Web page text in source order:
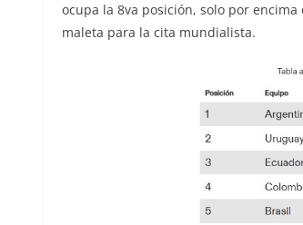
ocupa la 8va posición, solo por
maleta para la cita mundialista.